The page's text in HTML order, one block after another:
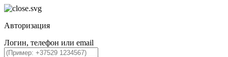
Авторизация
Логин, телефон или email